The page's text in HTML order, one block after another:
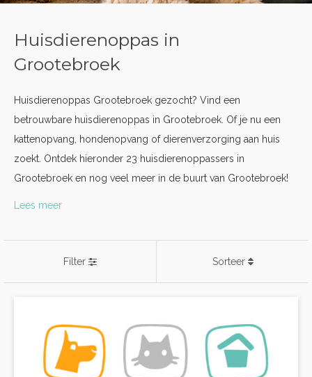
Huisdierenoppas in
Grootebroek
Huisdierenoppas Grootebroek gezocht? Vind een
betrouwbare huisdierenoppas in Grootebroek. Of je nu een
kattenopvang, hondenopvang of dierenverzorging aan huis
zoekt. Ontdek hieronder 23 huisdierenoppassers in
Grootebroek en nog veel meer in de buurt van Grootebroek!
Lees meer
Filter Sorteer